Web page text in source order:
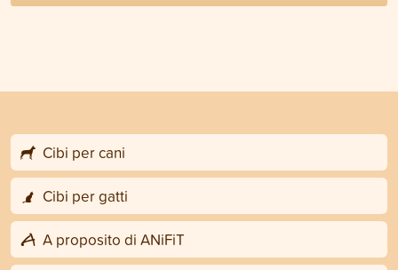
Cibi per cani
Cibi per gatti
A proposito di ANiFiT